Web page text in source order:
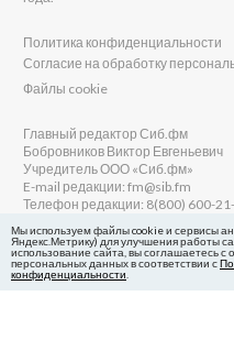
Политика конфиденциальности
Согласие на обработку
Файлы cookie
Главный редактор Сиб.фм
Бобровников Виктор Евгеньевич
Учредитель ООО «Сиб.фм»
E-mail редакции: fm@sib.fm
Телефон редакции: 8(800) 600-
Сайт разработан и
Мы используем файлы cookie и сервисы
Яндекс.Метрику) для улучшения работы
использование сайта, вы соглашаетесь с
персональных данных в соответствии с
конфиденциальности